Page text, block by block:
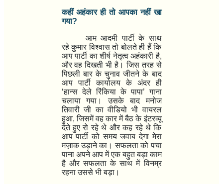
कहीं अहंकार ही तो आपका नहीं खा
गया?
आम आदमी पार्टी के साथ
रहे कुमार विश्वास तो बोलते ही हैं कि
आप पार्टी का शीर्ष नेतृत्व अहंकारी है,
और वह दिखती भी है। जिस तरह से
पिछली बार के चुनाव जीतने के बाद
आप पार्टी कार्यालय के अंदर ही
‘हान्स देले रिंकिया के पापा’गाना
चलाया गया। उसके बाद मनोज
तिवारी जी का वीडियो भी वायरल
हुआ,जिसमें वह कार में बैठ के इंटरव्यू
देते हुए रो रहे थे और कह रहे थे कि
आप पार्टी को समय जवाब देगा मेरा
मज़ाक उड़ाने का। सफलता को पचा
पाना अपने आप में एक बहुत बड़ा काम
है और सफलता के साथ में विनम्र
रहना उससे भी बड़ा।